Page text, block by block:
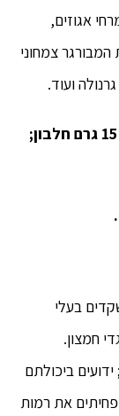
אגוזים,
צמחוני
ועוד.
ערכים תזונתיים ל-100 גרם: 654 קלוריות; 15 גרם חלבון;
בעלי
חמצון.
ביכולתם
את רמות